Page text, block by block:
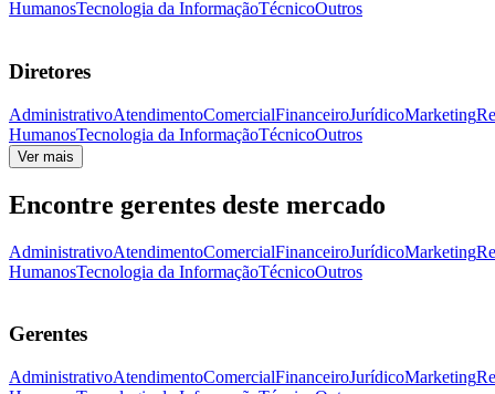
HumanosTecnologia da InformaçãoTécnicoOutros
Diretores
AdministrativoAtendimentoComercialFinanceiroJurídicoMarketing
HumanosTecnologia da InformaçãoTécnicoOutros
Ver mais
Encontre gerentes deste mercado
AdministrativoAtendimentoComercialFinanceiroJurídicoMarketing
HumanosTecnologia da InformaçãoTécnicoOutros
Gerentes
AdministrativoAtendimentoComercialFinanceiroJurídicoMarketing